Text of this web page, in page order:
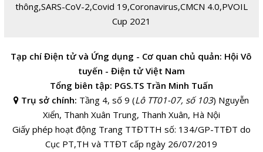
thông,SARS-CoV-2,Covid 19,Coronavirus,CMCN 4.0,PVOIL
Cup 2021
Tạp chí Điện tử và Ứng dụng - Cơ quan chủ quản: Hội Vô
tuyến - Điện tử Việt Nam
Tổng biên tập: PGS.TS Trần Minh Tuấn
Trụ sở chính: Tầng 4, số 9 (Lô TT01-07, số 103) Nguyễn
Xiển, Thanh Xuân Trung, Thanh Xuân, Hà Nội
Giấy phép hoạt động Trang TTĐTTH số: 134/GP-TTĐT do
Cục PT,TH và TTĐT cấp ngày 26/07/2019